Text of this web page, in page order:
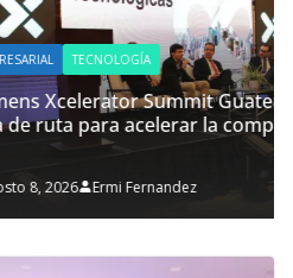
Guatemala, impulsa
la competitividad del